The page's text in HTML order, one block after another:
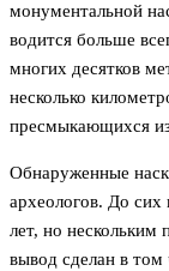
монументальной
водится больше
многих десятков
несколько
пресмыкающихся
Обнаруженные
археологов. До сих
лет, но нескольким
вывод сделан в том